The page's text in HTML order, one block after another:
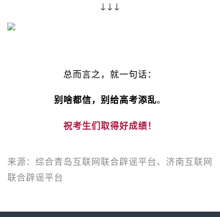
↓↓↓
总而言之，就一句话：
别啥都信，别给高考添乱。
祝考生们取得好成绩！
来源：综合青岛互联网联合辟谣平台、济南互联网
联合辟谣平台